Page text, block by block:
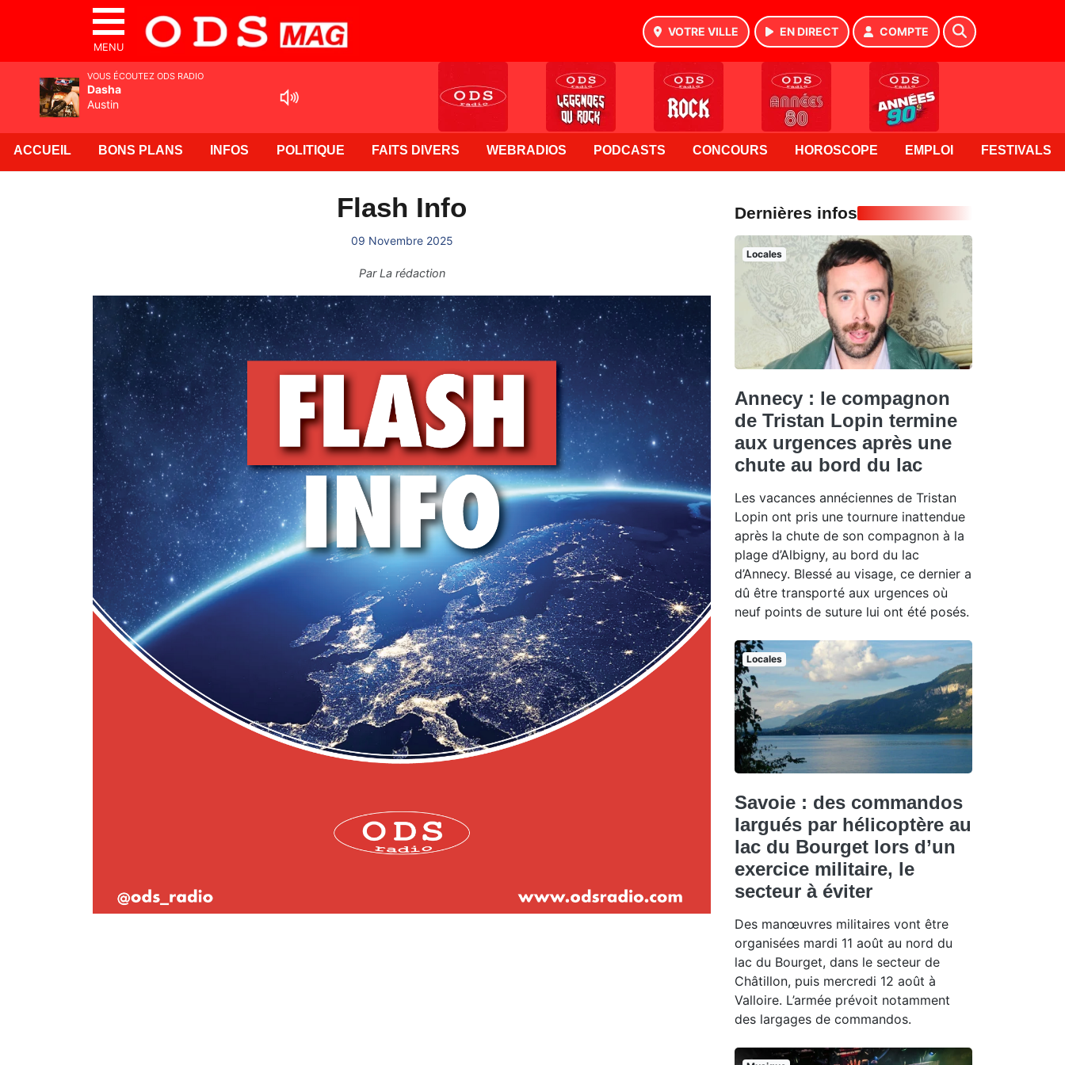
MENU
VOTRE VILLE EN DIRECT COMPTE
ACCUEIL BONS PLANS INFOS POLITIQUE FAITS DIVERS WEBRADIOS PODCASTS CONCOURS HOROSCOPE EMPLOI FESTIVALS
Flash Info
09 Novembre 2025
ParLa rédaction
Dernières infos
Locales
Annecy : le compagnon
de Tristan Lopin termine
aux urgences après une
chute au bord du lac
Les vacances annéciennes de Tristan
Lopin ont pris une tournure inattendue
après la chute de son compagnon à la
plage d’Albigny, au bord du lac
d’Annecy. Blessé au visage, ce dernier a
dû être transporté aux urgences où
neuf points de suture lui ont été posés.
Locales
Savoie : des commandos
largués par hélicoptère au
lac du Bourget lors d’un
exercice militaire, le
secteur à éviter
Des manœuvres militaires vont être
organisées mardi 11 août au nord du
lac du Bourget, dans le secteur de
Châtillon, puis mercredi 12 août à
Valloire. L’armée prévoit notamment
des largages de commandos.
VOUS ÉCOUTEZ ODS RADIO
Dasha
Austin